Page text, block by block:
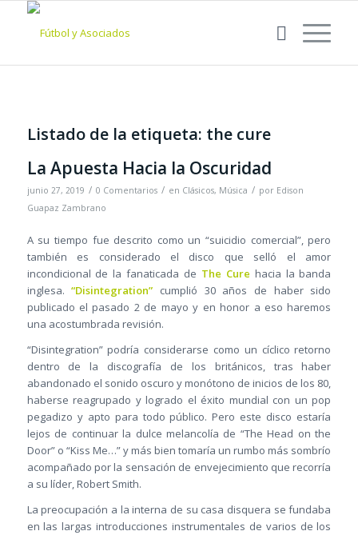
Listado de la etiqueta: the cure
La Apuesta Hacia la Oscuridad
junio 27, 2019 / 0 Comentarios / en Clásicos, Música / por Edison
Guapaz Zambrano
A su tiempo fue descrito como un “suicidio comercial”, pero
también es considerado el disco que selló el amor
incondicional de la fanaticada de The Cure hacia la banda
inglesa.“Disintegration” cumplió 30 años de haber sido
publicado el pasado 2 de mayo y en honor a eso haremos
una acostumbrada revisión.
“Disintegration” podría considerarse como un cíclico retorno
dentro de la discografía de los británicos, tras haber
abandonado el sonido oscuro y monótono de inicios de los 80,
haberse reagrupado y logrado el éxito mundial con un pop
pegadizo y apto para todo público. Pero este disco estaría
lejos de continuar la dulce melancolía de “The Head on the
Door” o “Kiss Me…” y más bien tomaría un rumbo más sombrío
acompañado por la sensación de envejecimiento que recorría
a su líder, Robert Smith.
La preocupación a la interna de su casa disquera se fundaba
en las largas introducciones instrumentales de varios de los